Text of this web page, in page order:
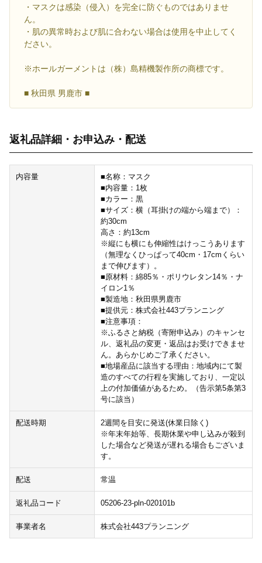
・マスクは感染（侵入）を完全に防ぐものではありませ
ん。
・肌の異常時および肌に合わない場合は使用を中止してく
ださい。
※ホールガーメントは（株）島精機製作所の商標です。
■ 秋田県 男鹿市 ■
返礼品詳細・お申込み・配送
内容量
■名称：マスク
■内容量：1枚
■カラー：黒
■サイズ：横（耳掛けの端から端まで）：
約30cm
高さ：約13cm
※縦にも横にも伸縮性はけっこうあります
（無理なくひっぱって40cm・17cmくらい
まで伸びます）。
■原材料：綿85％・ポリウレタン14％・ナ
イロン1％
■製造地：秋田県男鹿市
■提供元：株式会社443プランニング
■注意事項：
※ふるさと納税（寄附申込み）のキャンセ
ル、返礼品の変更・返品はお受けできませ
ん。あらかじめご了承ください。
■地場産品に該当する理由：地域内にて製
造のすべての行程を実施しており、一定以
上の付加価値があるため。（告示第5条第3
号に該当）
配送時期
2週間を目安に発送(休業日除く)
※年末年始等、長期休業や申し込みが殺到
した場合など発送が遅れる場合もございま
す。
配送 常温
返礼品コード 05206-23-pln-020101b
事業者名 株式会社443プランニング